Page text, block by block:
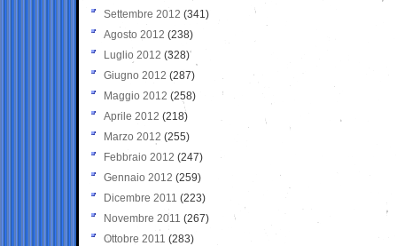
Settembre 2012 (341)
Agosto 2012 (238)
Luglio 2012 (328)
Giugno 2012 (287)
Maggio 2012 (258)
Aprile 2012 (218)
Marzo 2012 (255)
Febbraio 2012 (247)
Gennaio 2012 (259)
Dicembre 2011 (223)
Novembre 2011 (267)
Ottobre 2011 (283)